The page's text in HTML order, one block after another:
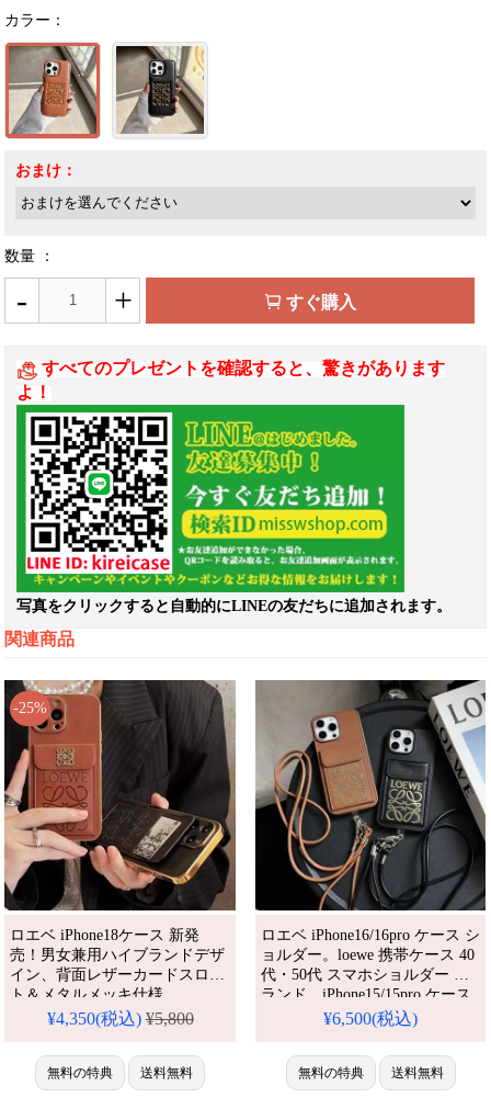
カラー：
おまけ：
数量 ：
- + すぐ購入
すべてのプレゼントを確認すると、驚きがあります
よ！
写真をクリックすると自動的にLINEの友だちに追加されます。
関連商品
-25%
ロエベ iPhone18ケース 新発
売！男女兼用ハイブランドデザ
イン、背面レザーカードスロッ
ト＆メタルメッキ仕様。
iPhone16/16pro/15plus/14promax
全機種対応。芸能人も愛用する
人気ブランド、耐衝撃＆防水の
多機能仕様。かわいいユニーク
美しいスタイルが流行り、格安
¥4,350(税込)¥5,800
無料の特典 送料無料
ロエベ iPhone16/16pro ケース シ
ョルダー。loewe 携帯ケース 40
代・50代 スマホショルダー ブ
ランド。iPhone15/15pro ケース
男性 プレゼント ブランド。
納 ハイブランド。人気・芸能人
愛用・かわいい。耐衝撃・防
水・多機能。格安＆おしゃれ。
¥6,500(税込)
無料の特典 送料無料